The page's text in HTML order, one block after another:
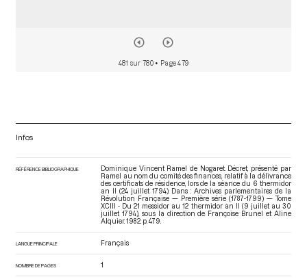
481 sur 780 • Page 479
Infos
RÉFÉRENCE BIBLIOGRAPHIQUE
Dominique Vincent Ramel de Nogaret. Décret, présenté par
Ramel au nom du comité des finances, relatif à la délivrance
des certificats de résidence, lors de la séance du 6 thermidor
an II (24 juillet 1794). Dans : Archives parlementaires de la
Révolution Française — Première série (1787-1799) — Tome
XCIII - Du 21 messidor au 12 thermidor an II (9 juillet au 30
juillet 1794) , sous la direction de Françoise Brunel et Aline
Alquier. 1982. p. 479.
LANGUE PRINCIPALE Français
NOMBRE DE PAGES 1